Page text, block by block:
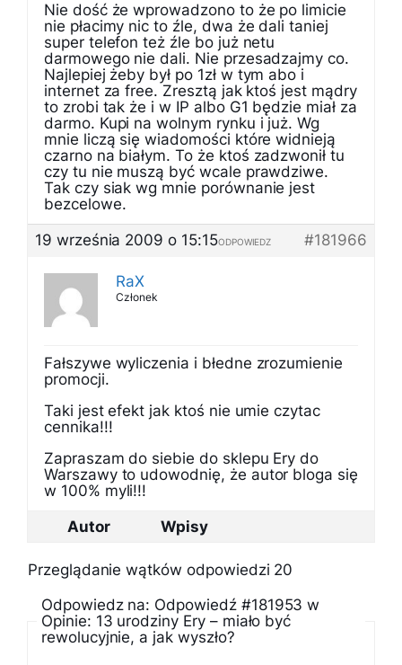
Nie dość że wprowadzono to że po limicie
nie płacimy nic to źle, dwa że dali taniej
super telefon też źle bo już netu
darmowego nie dali. Nie przesadzajmy co.
Najlepiej żeby był po 1zł w tym abo i
internet za free. Zresztą jak ktoś jest mądry
to zrobi tak że i w IP albo G1 będzie miał za
darmo. Kupi na wolnym rynku i już. Wg
mnie liczą się wiadomości które widnieją
czarno na białym. To że ktoś zadzwonił tu
czy tu nie muszą być wcale prawdziwe.
Tak czy siak wg mnie porównanie jest
bezcelowe.
19 września 2009 o 15:15
#181966
ODPOWIEDZ
RaX
Członek
Fałszywe wyliczenia i błedne zrozumienie
promocji.
Taki jest efekt jak ktoś nie umie czytac
cennika!!!
Zapraszam do siebie do sklepu Ery do
Warszawy to udowodnię, że autor bloga się
w 100% myli!!!
Autor
Wpisy
Przeglądanie wątków odpowiedzi 20
Odpowiedz na: Odpowiedź #181953 w
Opinie: 13 urodziny Ery – miało być
rewolucyjnie, a jak wyszło?